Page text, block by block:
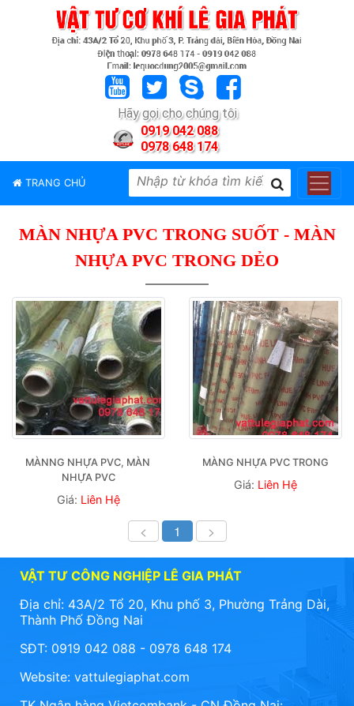
Hãy gọi cho chúng tôi
0919 042 088
0978 648 174
TRANG CHỦ
PHẨM
HIỆU
TINMÀN NHỰA PVC TRONG SUỐT - MÀN
NHỰA PVC TRONG DẺO
MÀNNG NHỰA PVC, MÀN
NHỰA PVC
Giá: Liên Hệ
MÀNG NHỰA PVC TRONG
Giá: Liên Hệ
< 1 >
VẬT TƯ CÔNG NGHIỆP LÊ GIA PHÁT
Địa chỉ: 43A/2 Tổ 20, Khu phố 3, Phường Trảng Dài,
Thành Phố Đồng Nai
SĐT: 0919 042 088 - 0978 648 174
Website: vattulegiaphat.com